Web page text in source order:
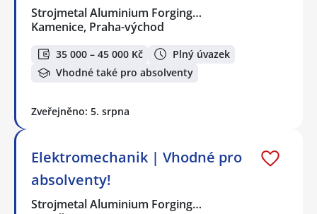
Strojmetal Aluminium Forging…
Kamenice, Praha-východ
35 000 – 45 000 Kč
Plný úvazek
Vhodné také pro absolventy
Zveřejněno: 5. srpna
Elektromechanik | Vhodné pro
absolventy!
Strojmetal Aluminium Forging…